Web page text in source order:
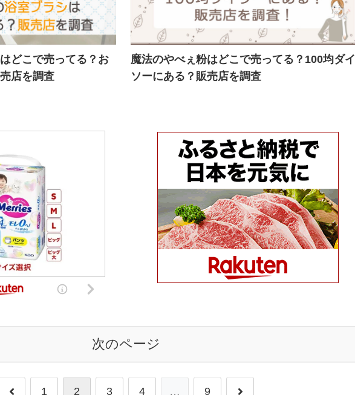
どこで売ってる？お
店を調査
魔法のやべぇ粉はどこで売ってる？100均ダイ
ソーにある？販売店を調査
次のページ
前 1 2 3 4 … 9 次